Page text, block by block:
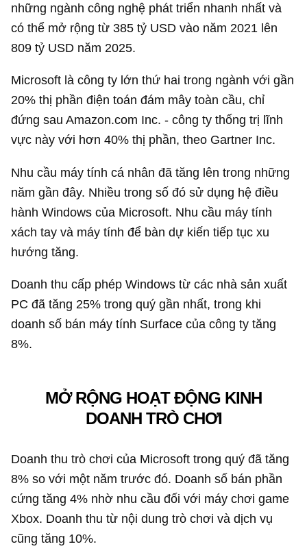
những ngành công nghệ phát triển nhanh nhất và
có thể mở rộng từ 385 tỷ USD vào năm 2021 lên
809 tỷ USD năm 2025.
Microsoft là công ty lớn thứ hai trong ngành với gần
20% thị phần điện toán đám mây toàn cầu, chỉ
đứng sau Amazon.com Inc. - công ty thống trị lĩnh
vực này với hơn 40% thị phần, theo Gartner Inc.
Nhu cầu máy tính cá nhân đã tăng lên trong những
năm gần đây. Nhiều trong số đó sử dụng hệ điều
hành Windows của Microsoft. Nhu cầu máy tính
xách tay và máy tính để bàn dự kiến tiếp tục xu
hướng tăng.
Doanh thu cấp phép Windows từ các nhà sản xuất
PC đã tăng 25% trong quý gần nhất, trong khi
doanh số bán máy tính Surface của công ty tăng
8%.
MỞ RỘNG HOẠT ĐỘNG KINH
DOANH TRÒ CHƠI
Doanh thu trò chơi của Microsoft trong quý đã tăng
8% so với một năm trước đó. Doanh số bán phần
cứng tăng 4% nhờ nhu cầu đối với máy chơi game
Xbox. Doanh thu từ nội dung trò chơi và dịch vụ
cũng tăng 10%.